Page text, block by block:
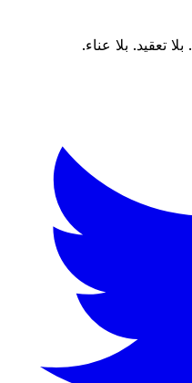
تعقيد. بلا عناء.